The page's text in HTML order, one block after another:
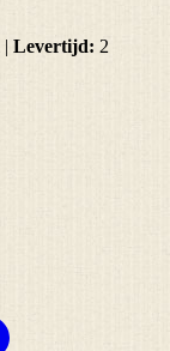
| Levertijd: 2